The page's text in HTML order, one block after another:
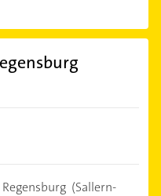
(Sallern-